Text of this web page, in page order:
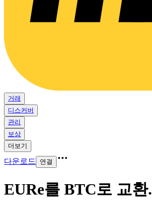
거래
디스커버
관리
보상
더보기
다운로드 연결
EURe를 BTC로 교환.